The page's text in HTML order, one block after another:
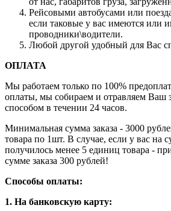
Рейсовыми автобусами или
если таковые у вас имеются или
проводники\водители.
Любой другой удобный для Вас
ОПЛАТА
Мы работаем только по 100%
оплаты, мы собираем и отравляем Ваш
способом в течении 24 часов.
Минимальная сумма заказа - 3000
товара по 1шт. В случае, если у вас на
получилось менее 5 единиц товара -
сумме заказа 300 рублей!
Способы оплаты:
1. На банковскую карту: